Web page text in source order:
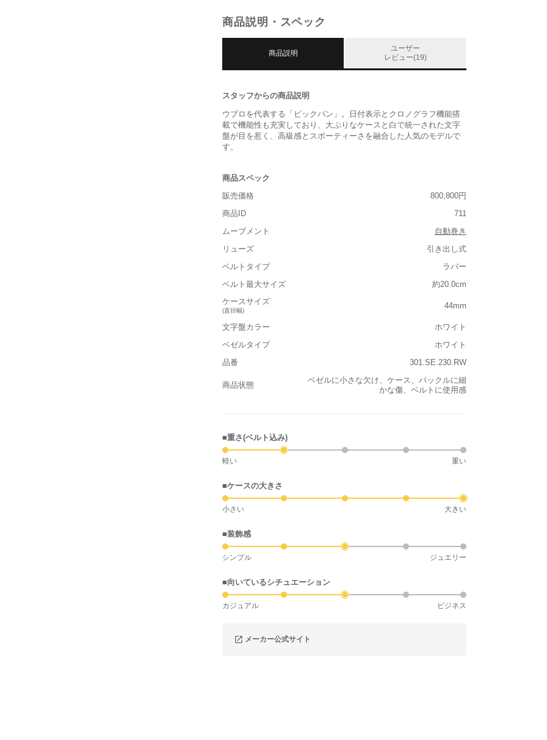
商品説明・スペック
商品説明
ユーザー
レビュー(19)
スタッフからの商品説明
ウブロを代表する「ビックバン」。日付表示とクロノグラフ機能搭
載で機能性も充実しており、大ぶりなケースと白で統一された文字
盤が目を惹く、高級感とスポーティーさを融合した人気のモデルで
す。
商品スペック
販売価格
800,800円
商品ID
711
ムーブメント
自動巻き
リューズ
引き出し式
ベルトタイプ
ラバー
ベルト最大サイズ
約20.0cm
ケースサイズ
(直径幅)
44mm
文字盤カラー
ホワイト
ベゼルタイプ
ホワイト
品番
301.SE.230.RW
商品状態
ベゼルに小さな欠け、ケース、バックルに細
かな傷、ベルトに使用感
■重さ(ベルト込み)
軽い 重い
■ケースの大きさ
小さい 大きい
■装飾感
シンプル ジュエリー
■向いているシチュエーション
カジュアル ビジネス
メーカー公式サイト